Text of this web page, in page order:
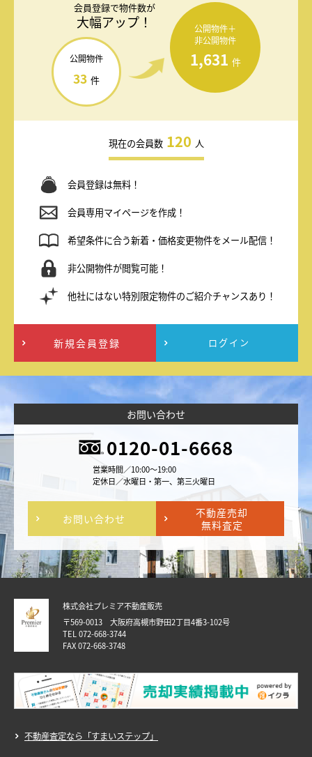
会員登録で物件数が
大幅アップ！
公開物件
33 件
公開物件＋
非公開物件
1,631 件
現在の会員数 120 人
会員登録は無料！
会員専用マイページを作成！
希望条件に合う新着・価格変更物件をメール配信！
非公開物件が閲覧可能！
他社にはない特別限定物件のご紹介チャンスあり！
新規会員登録 ログイン
お問い合わせ
0120-01-6668
営業時間／10:00～19:00
定休日／水曜日・第一、第三火曜日
お問い合わせ
不動産売却
無料査定
株式会社プレミア不動産販売
〒569-0013 大阪府高槻市野田2丁目4番3-102号
TEL 072-668-3744
FAX 072-668-3748
不動産査定なら「すまいステップ」